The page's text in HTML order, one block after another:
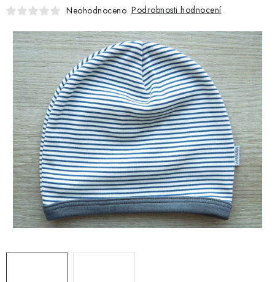
POUKAZY
KONTAKTY
HODNOCENÍ OBCHODU
Kontakty Proč AMÁLKA?
Doprava a platba
Tabulka velikostí
Postup pro vrácení a výměnu
Velkoobchod
Obchodní podmínky
Podmínky ochrany osobních údajů
Blog
Neohodnoceno Podrobnosti hodnocení